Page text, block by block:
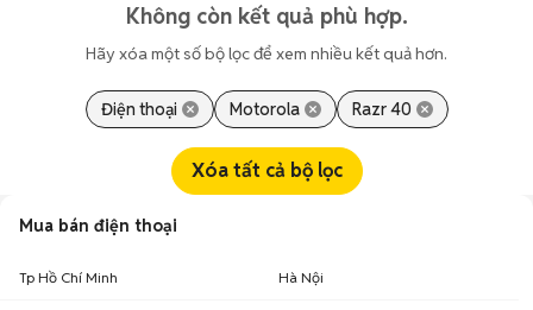
Không còn kết quả phù hợp.
Hãy xóa một số bộ lọc để xem nhiều kết quả hơn.
Điện thoại Motorola Razr 40
Xóa tất cả bộ lọc
Mua bán điện thoại
Tp Hồ Chí Minh Hà Nội